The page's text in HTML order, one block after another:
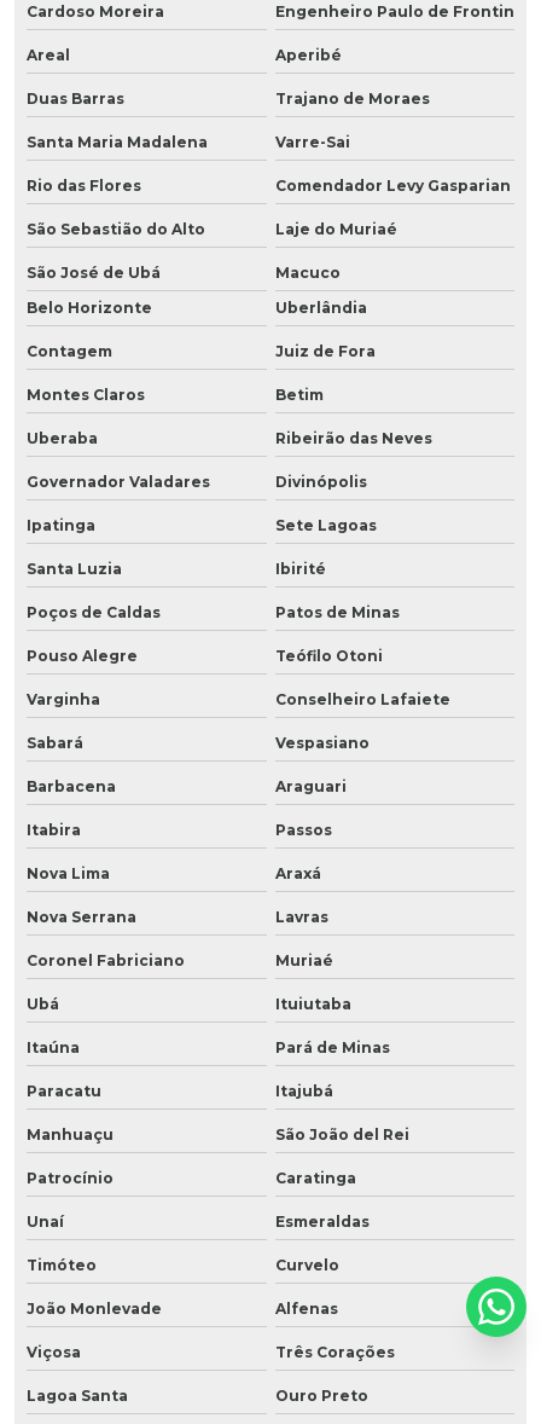
Cardoso Moreira Engenheiro Paulo de Frontin
Areal Aperibé
Duas Barras Trajano de Moraes
Santa Maria Madalena Varre-Sai
Rio das Flores Comendador Levy Gasparian
São Sebastião do Alto Laje do Muriaé
São José de Ubá
Macuco
Belo Horizonte
Uberlândia
Contagem Juiz de Fora
Montes Claros Betim
Uberaba Ribeirão das Neves
Governador Valadares Divinópolis
Ipatinga Sete Lagoas
Santa Luzia Ibirité
Poços de Caldas Patos de Minas
Pouso Alegre Teófilo Otoni
Varginha Conselheiro Lafaiete
Sabará Vespasiano
Barbacena Araguari
Itabira Passos
Nova Lima Araxá
Nova Serrana Lavras
Coronel Fabriciano Muriaé
Ubá Ituiutaba
Itaúna Pará de Minas
Paracatu Itajubá
Manhuaçu São João del Rei
Patrocínio Caratinga
Unaí Esmeraldas
Timóteo Curvelo
João Monlevade Alfenas
Viçosa Três Corações
Lagoa Santa Ouro Preto